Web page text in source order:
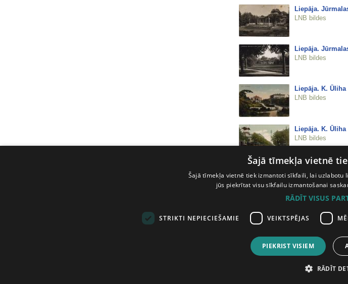
Liepāja.
LNB bildes
Liepāja.
LNB bildes
Liepāja. K. Ūliha
LNB bildes
Liepāja. K. Ūliha
LNB bildes
LNB bildes
LNB bildes
Šajā tīmekļa vietnē
Šajā tīmekļa vietnē tiek izmantoti sīkfaili, lai
jūs piekrītat visu sīkfailu izmantošanai
RĀDĪT VISUS
STRIKTI NEPIECIEŠAMIE VEIKTSPĒJAS
PIEKRIST VISIEM
RĀDĪT